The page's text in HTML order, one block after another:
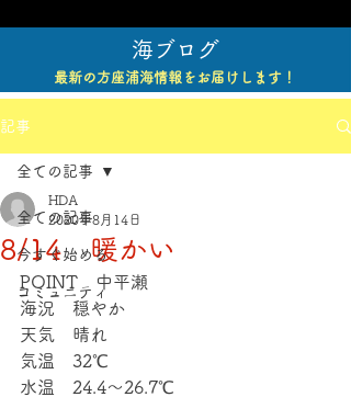
海ブログ
最新の方座浦海情報をお届けします！
記事
全ての記事
今すぐ始める
コミュニティ
全ての記事
8/14 暖かい
HDA
2020年8月14日
POINT　中平瀬
海況　穏やか
天気　晴れ
気温　32℃
水温　24.4～26.7℃